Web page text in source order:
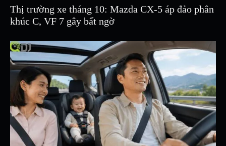
Thị trường xe tháng 10: Mazda CX-5 áp đảo phân
khúc C, VF 7 gây bất ngờ